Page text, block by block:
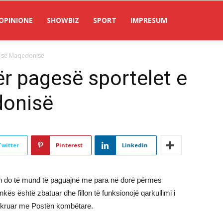
SHOWBIZ SPORT IMPRESUM
Maqedonisë
pagesë sportelet e
Pinterest Linkedin
të mund të paguajnë me para në dorë përmes
është zbatuar dhe fillon të funksionojë qarkullimi i
me Postën kombëtare.